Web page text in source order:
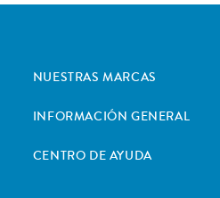
NUESTRAS MARCAS
INFORMACIÓN GENERAL
CENTRO DE AYUDA